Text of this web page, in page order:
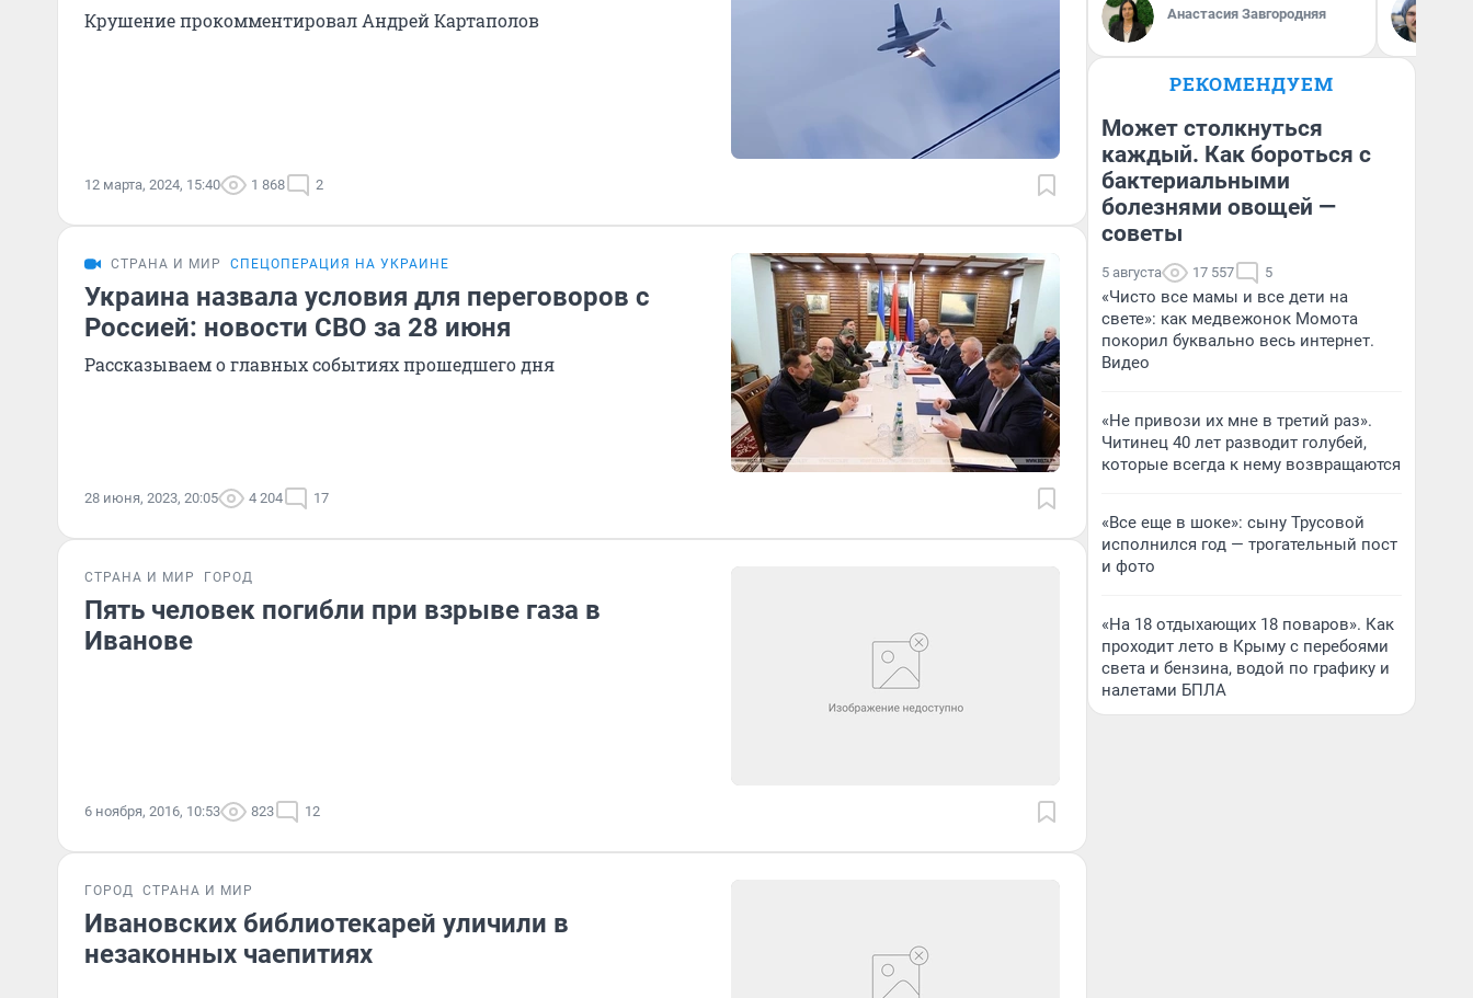
Крушение прокомментировал Андрей Картаполов
12 марта, 2024, 15:40 1 868 2
СТРАНА И МИР СПЕЦОПЕРАЦИЯ НА УКРАИНЕ
Украина назвала условия для переговоров с
Россией: новости СВО за 28 июня
Рассказываем о главных событиях прошедшего дня
28 июня, 2023, 20:05 4 204 17
СТРАНА И МИР ГОРОД
Пять человек погибли при взрыве газа в
Иванове
6 ноября, 2016, 10:53 823 12
ГОРОД СТРАНА И МИР
Ивановских библиотекарей уличили в
незаконных чаепитиях
Анастасия Завгородняя
РЕКОМЕНДУЕМ
Может столкнуться
каждый. Как бороться с
бактериальными
болезнями овощей —
советы
5 августа 17 557 5
«Чисто все мамы и все дети на
свете»: как медвежонок Момота
покорил буквально весь интернет.
Видео
«Не привози их мне в третий раз».
Читинец 40 лет разводит голубей,
которые всегда к нему возвращаются
«Все еще в шоке»: сыну Трусовой
исполнился год — трогательный пост
и фото
«На 18 отдыхающих 18 поваров». Как
проходит лето в Крыму с перебоями
света и бензина, водой по графику и
налетами БПЛА